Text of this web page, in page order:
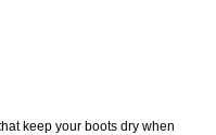
keep your boots dry when